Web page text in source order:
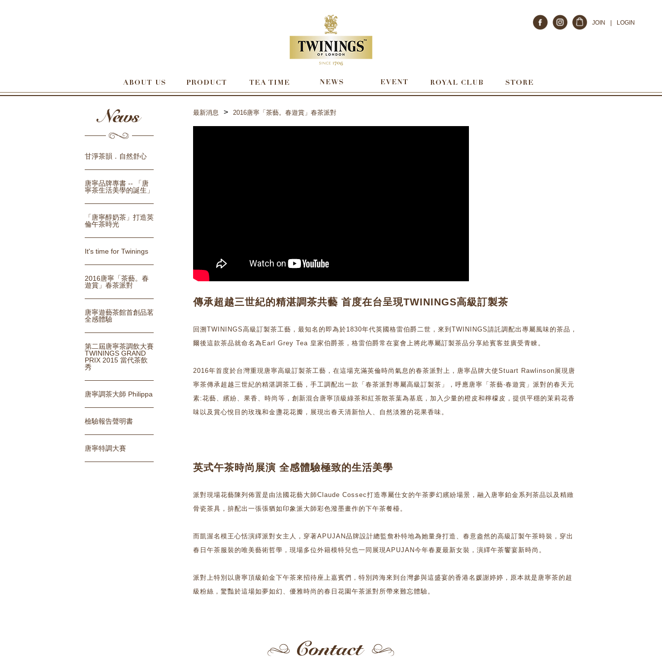
LOGIN
JOIN
甘淨茶韻．自然舒心
唐寧品牌專書 -- 「唐
寧茶生活美學的誕生」
「唐寧醇奶茶」打造英
倫午茶時光
It's time for Twinings
2016唐寧「茶藝。春
遊賞」春茶派對
唐寧遊藝茶館首創品茗
全感體驗
第二屆唐寧茶調飲大賽
TWININGS GRAND
PRIX 2015 當代茶飲
秀
唐寧調茶大師 Philippa
檢驗報告聲明書
唐寧特調大賽
最新消息 > 2016唐寧「茶藝。春遊賞」春茶派對
傳承超越三世紀的精湛調茶共藝 首度在台呈現TWININGS高級訂製茶
回溯TWININGS高級訂製茶工藝，最知名的即為於1830年代英國格雷伯爵二世，來到TWININGS請託調配出專屬風味的茶品，
爾後這款茶品就命名為Earl Grey Tea 皇家伯爵茶，格雷伯爵常在宴會上將此專屬訂製茶品分享給賓客並廣受青睞。
2016年首度於台灣重現唐寧高級訂製茶工藝，在這場充滿英倫時尚氣息的春茶派對上，唐寧品牌大使Stuart Rawlinson展現唐
寧茶傳承超越三世紀的精湛調茶工藝，手工調配出一款「春茶派對專屬高級訂製茶」，呼應唐寧「茶藝‧春遊賞」派對的春天元
素:花藝、繽紛、果香、時尚等，創新混合唐寧頂級綠茶和紅茶散茶葉為基底，加入少量的橙皮和檸檬皮，提供平穩的茉莉花香
味以及賞心悅目的玫瑰和金盞花花瓣，展現出春天清新怡人、自然淡雅的花果香味。
英式午茶時尚展演 全感體驗極致的生活美學
派對現場花藝陳列佈置是由法國花藝大師Claude Cossec打造專屬仕女的午茶夢幻繽紛場景，融入唐寧鉑金系列茶品以及精緻
骨瓷茶具，拚配出一張張猶如印象派大師彩色潑墨畫作的下午茶餐檯。
而凱渥名模王心恬演繹派對女主人，穿著APUJAN品牌設計總監詹朴特地為她量身打造、春意盎然的高級訂製午茶時裝，穿出
春日午茶服裝的唯美藝術哲學，現場多位外籍模特兒也一同展現APUJAN今年春夏最新女裝，演繹午茶饗宴新時尚。
派對上特別以唐寧頂級鉑金下午茶來招待座上嘉賓們，特別跨海來到台灣參與這盛宴的香港名媛謝婷婷，原本就是唐寧茶的超
級粉絲，驚豔於這場如夢如幻、優雅時尚的春日花園午茶派對所帶來難忘體驗。